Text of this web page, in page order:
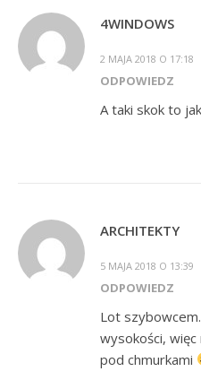
4WINDOWS
2 MAJA 2018 O 17:18
ODPOWIEDZ
A taki skok to
ARCHITEKTY
5 MAJA 2018 O 13:39
ODPOWIEDZ
Lot
wysokości, więc
pod chmurkami